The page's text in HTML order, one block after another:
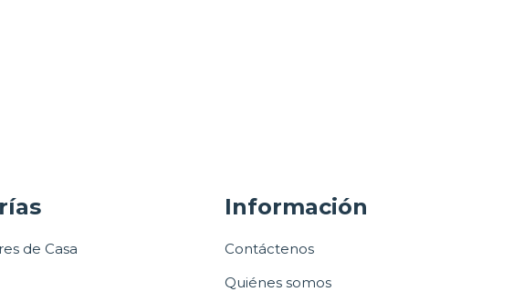
de Casa
Información
Contáctenos
Quiénes somos